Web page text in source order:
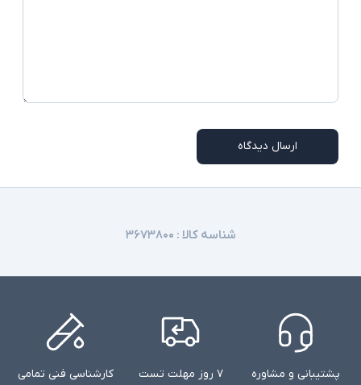
تشخیص چهره در همه مدلها وجود ندارند
ارسال دیدگاه
شناسه کالا : ۳۶۷۳۸۰۰
پشتیبانی و مشاوره
۷ روز مهلت تست
کارشناسی فنی تمامی